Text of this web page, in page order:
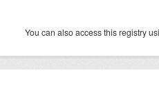
You can also access this registry